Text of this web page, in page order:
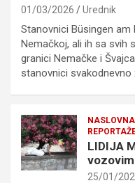
01/03/2026 Urednik
Stanovnici Büsingen
Nemačkoj, ali ih sa svih
granici Nemačke i
stanovnici svakodnevno
NASLOVNA
LIDIJA
25/01/